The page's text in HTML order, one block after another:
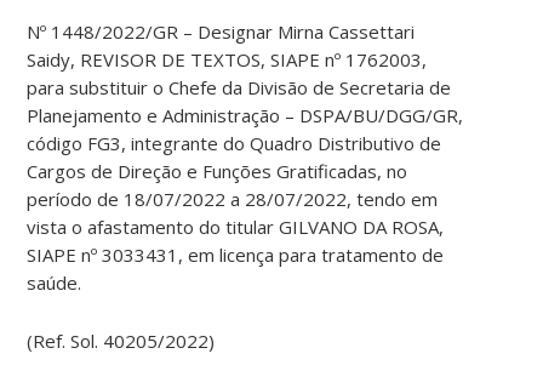
Nº 1448/2022/GR – Designar Mirna Cassettari
Saidy, REVISOR DE TEXTOS, SIAPE nº 1762003,
para substituir o Chefe da Divisão de Secretaria de
Planejamento e Administração – DSPA/BU/DGG/GR,
código FG3, integrante do Quadro Distributivo de
Cargos de Direção e Funções Gratificadas, no
período de 18/07/2022 a 28/07/2022, tendo em
vista o afastamento do titular GILVANO DA ROSA,
SIAPE nº 3033431, em licença para tratamento de
saúde.
(Ref. Sol. 40205/2022)